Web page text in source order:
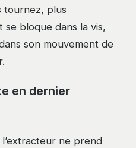
tournez, plus
se bloque dans la vis,
son mouvement de
en dernier
l’extracteur ne prend